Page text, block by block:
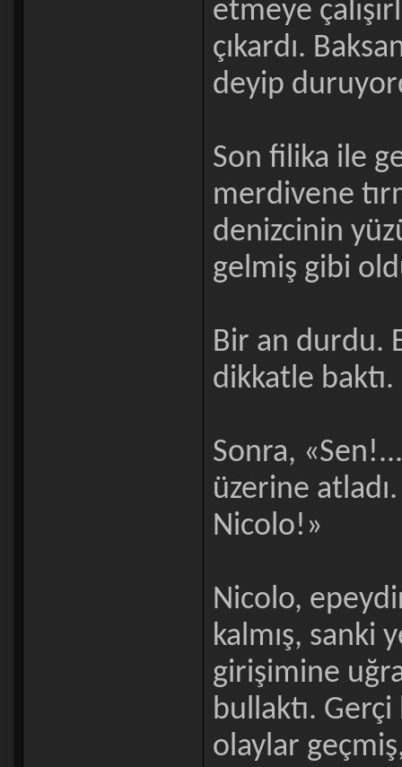
etmeye
çıkardı.
deyip
Son filika ile
merdivene
denizcinin
gelmiş gibi
Bir an durdu.
dikkatle baktı.
Sonra,
üzerine
Nicolo!»
Nicolo,
kalmış, sanki
girişimine
bullaktı.
olaylar